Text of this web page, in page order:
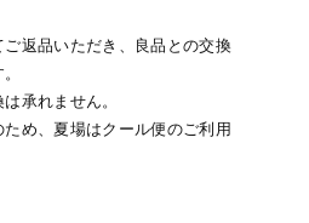
返品いただき、良品との交換
承れません。
め、夏場はクール便のご利用